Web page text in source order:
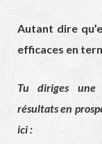
Autant dire
efficaces en
Tu diriges une
résultats en
ici :